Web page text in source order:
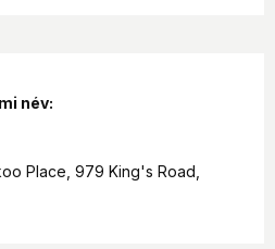
segítségével tökéletesíti a
a legfontosabb témák,
vagy portrék tekintetében, a
a legjobb pillanatokat, hogy
név:
Place, 979 King's Road,